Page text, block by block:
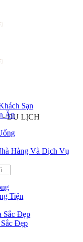
- DU LỊCH
Sạn
Ăn
Hàng Và Dịch Vụ
Tiện
Sắc Đẹp
Đẹp